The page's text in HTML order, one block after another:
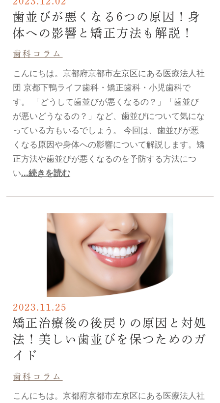
歯並びが悪くなる6つの原因！身
体への影響と矯正方法も解説！
歯科コラム
こんにちは。京都府京都市左京区にある医療法人社
団 京都下鴨ライフ歯科・矯正歯科・小児歯科で
す。 「どうして歯並びが悪くなるの？」「歯並び
が悪いどうなるの？」など、歯並びについて気にな
っている方もいるでしょう。 今回は、歯並びが悪
くなる原因や身体への影響について解説します。矯
正方法や歯並びが悪くなるのを予防する方法につ
い...続きを読む
2023.11.25
矯正治療後の後戻りの原因と対処
法！美しい歯並びを保つためのガ
イド
歯科コラム
こんにちは。京都府京都市左京区にある医療法人社